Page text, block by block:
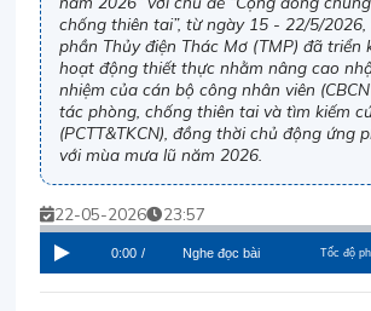
chống thiên tai”, từ ngày 15 - 22/5/2026,
phần Thủy điện Thác Mơ (TMP) đã triển
hoạt động thiết thực nhằm nâng cao
nhiệm của cán bộ công nhân viên
tác phòng, chống thiên tai và tìm kiếm
(PCTT&TKCN), đồng thời chủ động ứng
với mùa mưa lũ năm 2026.
22-05-2026 23:57
0:00 / Nghe đọc bài Tốc độ